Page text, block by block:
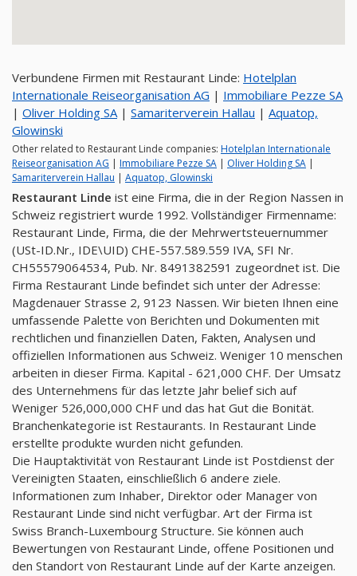
Verbundene Firmen mit Restaurant Linde: Hotelplan
Internationale Reiseorganisation AG | Immobiliare Pezze SA
| Oliver Holding SA| Samariterverein Hallau | Aquatop,
Glowinski
Other related to Restaurant Linde companies: Hotelplan Internationale
Reiseorganisation AG | Immobiliare Pezze SA | Oliver Holding SA |
Samariterverein Hallau | Aquatop, Glowinski
Restaurant Linde ist eine Firma, die in der Region Nassen in
Schweiz registriert wurde 1992. Vollständiger Firmenname:
Restaurant Linde, Firma, die der Mehrwertsteuernummer
(USt-ID.Nr., IDE\UID) CHE-557.589.559 IVA, SFI Nr.
CH55579064534, Pub. Nr. 8491382591 zugeordnet ist. Die
Firma Restaurant Linde befindet sich unter der Adresse:
Magdenauer Strasse 2, 9123 Nassen. Wir bieten Ihnen eine
umfassende Palette von Berichten und Dokumenten mit
rechtlichen und finanziellen Daten, Fakten, Analysen und
offiziellen Informationen aus Schweiz. Weniger 10 menschen
arbeiten in dieser Firma. Kapital - 621,000 CHF. Der Umsatz
des Unternehmens für das letzte Jahr belief sich auf
Weniger 526,000,000 CHF und das hat Gut die Bonität.
Branchenkategorie ist Restaurants. In Restaurant Linde
erstellte produkte wurden nicht gefunden.
Die Hauptaktivität von Restaurant Linde ist Postdienst der
Vereinigten Staaten, einschließlich 6 andere ziele.
Informationen zum Inhaber, Direktor oder Manager von
Restaurant Linde sind nicht verfügbar. Art der Firma ist
Swiss Branch-Luxembourg Structure. Sie können auch
Bewertungen von Restaurant Linde, offene Positionen und
den Standort von Restaurant Linde auf der Karte anzeigen.